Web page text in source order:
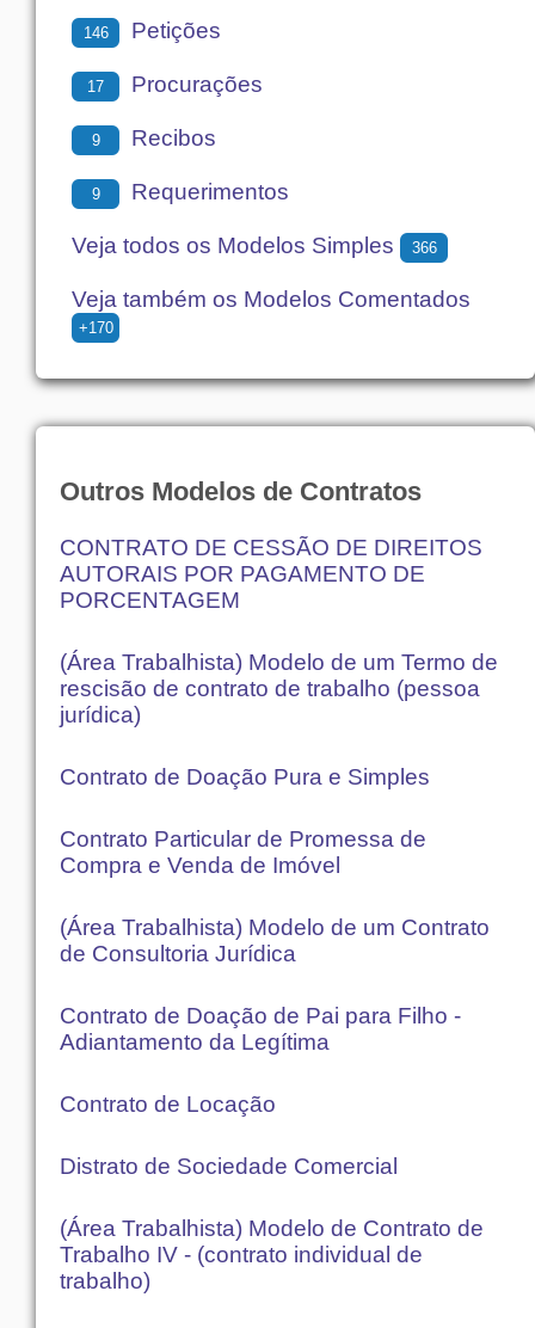
146 Petições
17 Procurações
9 Recibos
9 Requerimentos
Veja todos os Modelos Simples 366
Veja também os Modelos Comentados
+170
Outros Modelos de Contratos
CONTRATO DE CESSÃO DE DIREITOS
AUTORAIS POR PAGAMENTO DE
PORCENTAGEM
(Área Trabalhista) Modelo de um Termo de
rescisão de contrato de trabalho (pessoa
jurídica)
Contrato de Doação Pura e Simples
Contrato Particular de Promessa de
Compra e Venda de Imóvel
(Área Trabalhista) Modelo de um Contrato
de Consultoria Jurídica
Contrato de Doação de Pai para Filho -
Adiantamento da Legítima
Contrato de Locação
Distrato de Sociedade Comercial
(Área Trabalhista) Modelo de Contrato de
Trabalho IV - (contrato individual de
trabalho)